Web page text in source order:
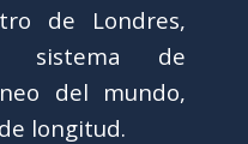
de Londres,
sistema de
del mundo,
longitud.